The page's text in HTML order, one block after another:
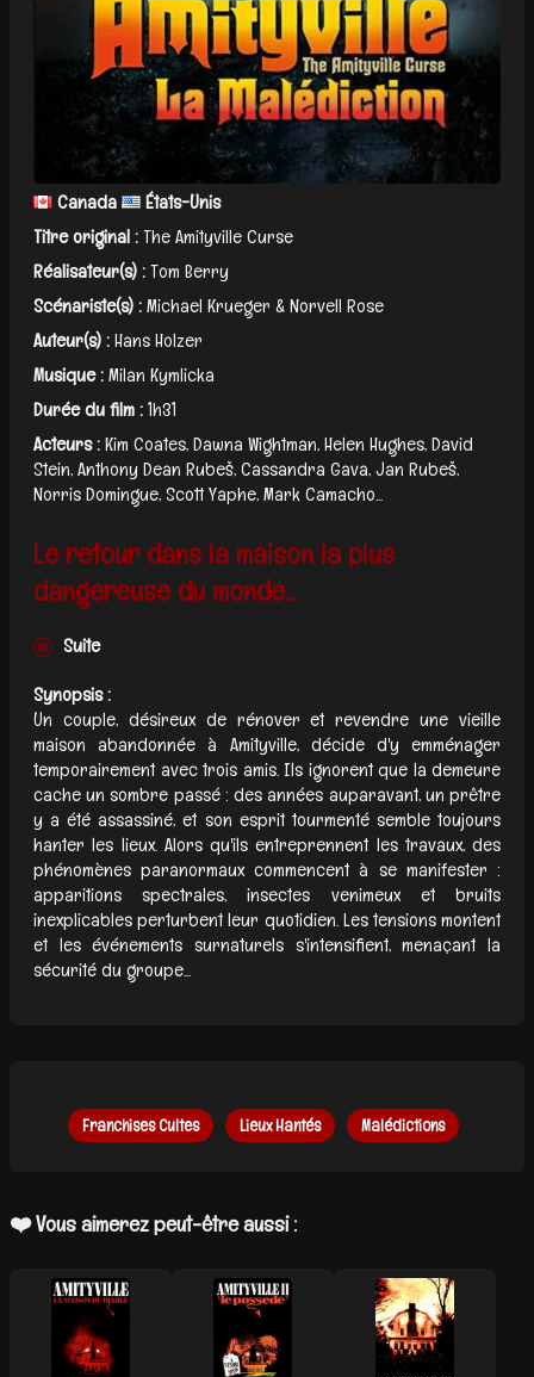
Canada
États-Unis
Titre original :The Amityville Curse
Réalisateur(s) :Tom Berry
Scénariste(s) :Michael Krueger & Norvell Rose
Auteur(s) :Hans Holzer
Musique :Milan Kymlicka
Durée du film :1h31
Acteurs :Kim Coates, Dawna Wightman, Helen Hughes, David
Stein, Anthony Dean Rubeš, Cassandra Gava, Jan Rubeš,
Norris Domingue, Scott Yaphe, Mark Camacho...
Le retour dans la maison la plus
dangereuse du monde...
Suite
Synopsis :
Un couple, désireux de rénover et revendre une vieille
maison abandonnée à Amityville, décide d'y emménager
temporairement avec trois amis. Ils ignorent que la demeure
cache un sombre passé : des années auparavant, un prêtre
y a été assassiné, et son esprit tourmenté semble toujours
hanter les lieux. Alors qu'ils entreprennent les travaux, des
phénomènes paranormaux commencent à se manifester :
apparitions spectrales, insectes venimeux et bruits
inexplicables perturbent leur quotidien. Les tensions montent
et les événements surnaturels s'intensifient, menaçant la
sécurité du groupe...
Franchises Cultes Lieux Hantés Malédictions
❤️ Vous aimerez peut-être aussi :